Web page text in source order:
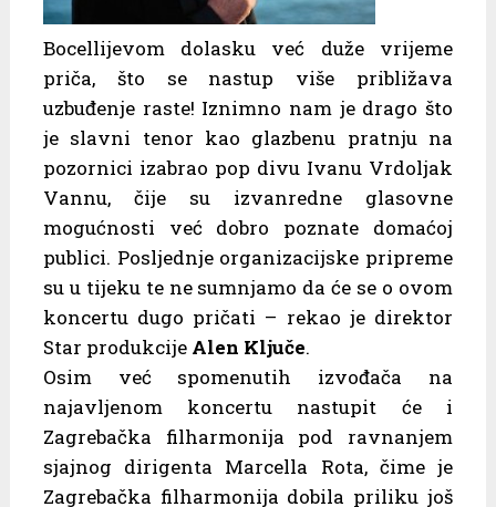
Bocellijevom dolasku već duže vrijeme
priča, što se nastup više približava
uzbuđenje raste! Iznimno nam je drago što
je slavni tenor kao glazbenu pratnju na
pozornici izabrao pop divu Ivanu Vrdoljak
Vannu, čije su izvanredne glasovne
mogućnosti već dobro poznate domaćoj
publici. Posljednje organizacijske pripreme
su u tijeku te ne sumnjamo da će se o ovom
koncertu dugo pričati – rekao je direktor
Star produkcije Alen Ključe.
Osim već spomenutih izvođača na
najavljenom koncertu nastupit će i
Zagrebačka filharmonija pod ravnanjem
sjajnog dirigenta Marcella Rota, čime je
Zagrebačka filharmonija dobila priliku još